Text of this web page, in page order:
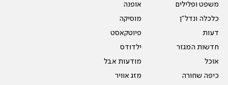
משפט ופלילים
כלכלה ונדל"ן
דעות
חדשות המגזר
אוכל
כיפה שחורה
אופנה
מוסיקה
פיוטקאסט
ילדודס
מודעות אבל
מזג אוויר